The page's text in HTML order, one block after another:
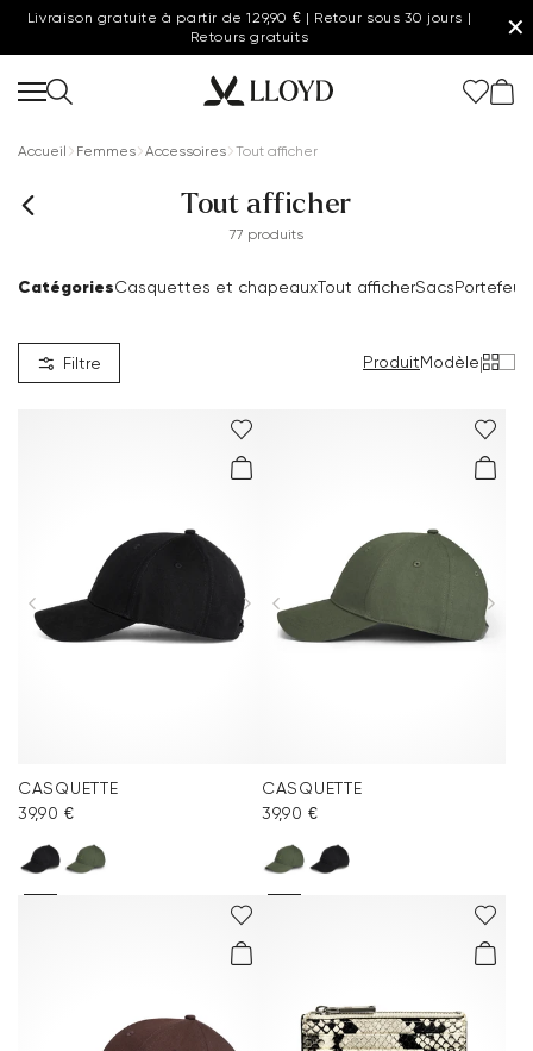
Livraison gratuite à partir de 129,90 € | Retour sous 30 jours |
Retours gratuits
✕
Accueil Femmes Accessoires Tout afficher
Tout afficher
77 produits
CatégoriesCasquettes et chapeauxTout afficherSacs
Filtre ProduitModèle|
CASQUETTE
39,90 €
CASQUETTE
39,90 €